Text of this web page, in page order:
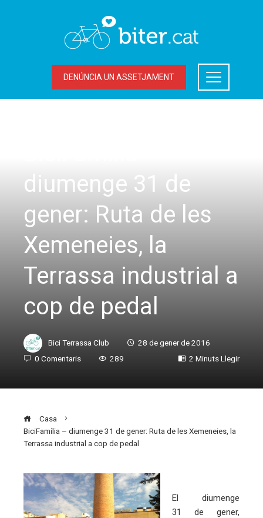
DENÚNCIA UN ASSETJAMENT
diumenge 31 de
gener: Ruta de les
Xemeneies, la
Terrassa industrial a
cop de pedal
Bici Terrassa Club
28 de gener de 2016
0 Comentaris
289 2 Minuts Llegir
Casa
BiciFamília – diumenge 31 de gener: Ruta de les Xemeneies, la
Terrassa industrial a cop de pedal
El diumenge
31 de gener,